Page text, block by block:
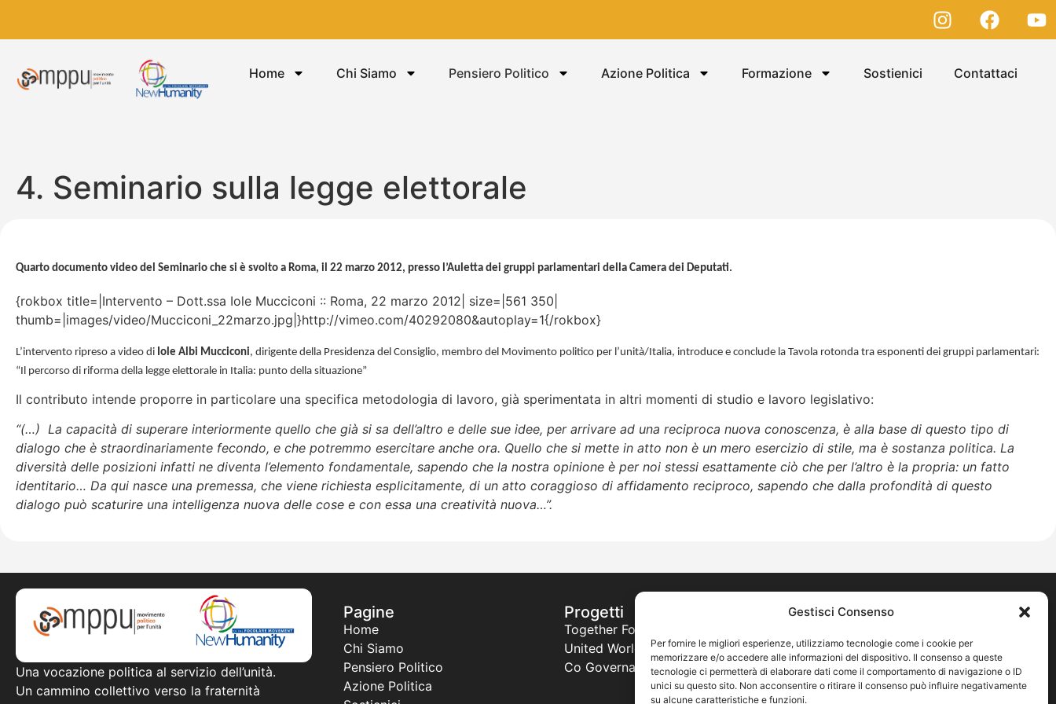
Gestisci Consenso
Per fornire le migliori esperienze, utilizziamo tecnologie come i cookie per
memorizzare e/o accedere alle informazioni del dispositivo. Il consenso a queste
tecnologie ci permetterà di elaborare dati come il comportamento di navigazione o ID
unici su questo sito. Non acconsentire o ritirare il consenso può influire negativamente
su alcune caratteristiche e funzioni.
Home Chi Siamo Pensiero Politico Azione Politica Formazione Sostienici Contattaci
4. Seminario sulla legge elettorale
Quarto documento video del Seminario che si è svolto a Roma, il 22 marzo 2012, presso l’Auletta dei gruppi parlamentari della Camera dei Deputati.
{rokbox title=|Intervento – Dott.ssa Iole Mucciconi :: Roma, 22 marzo 2012| size=|561 350|
thumb=|images/video/Mucciconi_22marzo.jpg|}http://vimeo.com/40292080&autoplay=1{/rokbox}
L’intervento ripreso a video di Iole Albi Mucciconi, dirigente della Presidenza del Consiglio, membro del Movimento politico per l’unità/Italia, introduce e conclude la Tavola rotonda tra esponenti dei gruppi parlamentari:
“Il percorso di riforma della legge elettorale in Italia: punto della situazione”
Il contributo intende proporre in particolare una specifica metodologia di lavoro, già sperimentata in altri momenti di studio e lavoro legislativo:
“(…) La capacità di superare interiormente quello che già si sa dell’altro e delle sue idee, per arrivare ad una reciproca nuova conoscenza, è alla base di questo tipo di
dialogo che è straordinariamente fecondo, e che potremmo esercitare anche ora. Quello che si mette in atto non è un mero esercizio di stile, ma è sostanza politica. La
diversità delle posizioni infatti ne diventa l’elemento fondamentale, sapendo che la nostra opinione è per noi stessi esattamente ciò che per l’altro è la propria: un fatto
identitario… Da qui nasce una premessa, che viene richiesta esplicitamente, di un atto coraggioso di affidamento reciproco, sapendo che dalla profondità di questo
dialogo può scaturire una intelligenza nuova delle cose e con essa una creatività nuova…”.
Una vocazione politica al servizio dell’unità.
Un cammino collettivo verso la fraternità
Pagine
Home
Chi Siamo
Pensiero Politico
Azione Politica
Progetti
Together For a New Africa
United World Project
Co Governance
Pagine legali
Privacy Policy
Note legali